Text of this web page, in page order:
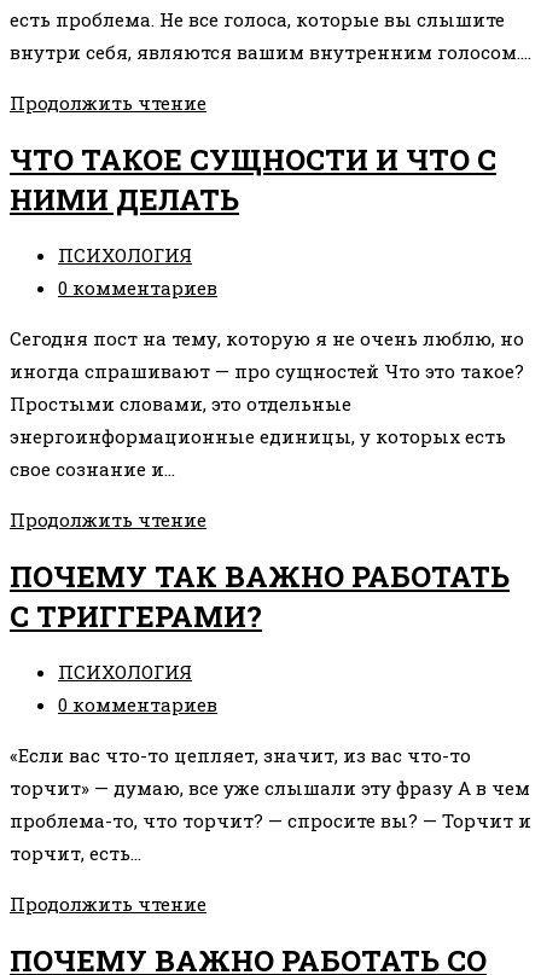
есть проблема. Не все голоса, которые вы слышите
внутри себя, являются вашим внутренним голосом.…
Продолжить чтениеМЫСЛИ-
И
МЫСЛИ
ЧТО ТАКОЕ СУЩНОСТИ И ЧТО С
НИМИ ДЕЛАТЬ
Рубрика
записи:
ПСИХОЛОГИЯ
Комментарии
записи:
0 комментариев
Сегодня пост на тему, которую я не очень люблю, но
иногда спрашивают — про сущностей Что это такое?
Простыми словами, это отдельные
энергоинформационные единицы, у которых есть
свое сознание и…
Продолжить чтениеЧТО
СУЩНОСТИ
И
НИМИ
ДЕЛАТЬ
ПОЧЕМУ ТАК ВАЖНО РАБОТАТЬ
С ТРИГГЕРАМИ?
Рубрика
записи:
ПСИХОЛОГИЯ
Комментарии
записи:
0 комментариев
«Если вас что-то цепляет, значит, из вас что-то
торчит» — думаю, все уже слышали эту фразу А в чем
проблема-то, что торчит? — спросите вы? — Торчит и
торчит, есть…
Продолжить чтениеПОЧЕМУ
ВАЖНО
ПОЧЕМУ ВАЖНО РАБОТАТЬ СО